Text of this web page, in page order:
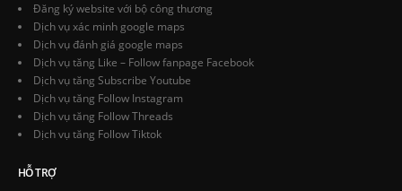
Đăng ký website với bộ công thương
Dịch vụ xác minh google maps
Dịch vụ đánh giá google maps
Dịch vụ tăng Like – Follow fanpage Facebook
Dịch vụ tăng Subscribe Youtube
Dịch vụ tăng Follow Instagram
Dịch vụ tăng Follow Threads
Dịch vụ tăng Follow Tiktok
HỖ TRỢ